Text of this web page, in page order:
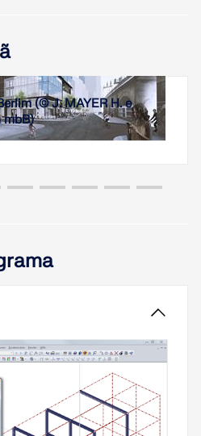
constituída por secções
extremidade. Trata-se de
treliça que por motivos
dividido.
de EF são sempre o
(© J. MAYER H. e
mbB)